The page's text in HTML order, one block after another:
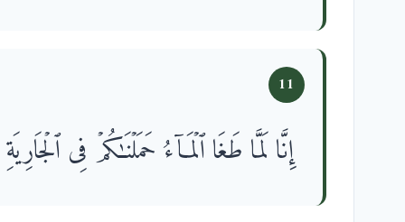
11
إِنَّا لَمَّا طَغَا ٱلۡمَاۤءُ حَمَلۡنَـٰكُمۡ فِی ٱلۡجَارِیَةِ